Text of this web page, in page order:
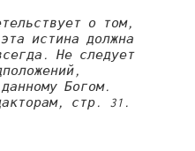
о том,
истина должна
Не следует
стр. 31.